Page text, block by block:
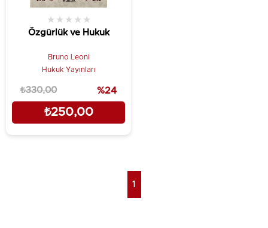
Özgürlük ve Hukuk
★ ★ ★ ★ ★
Bruno Leoni
Hukuk Yayınları
₺250,00
₺330,00 %24
1